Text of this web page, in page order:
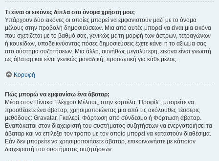
Τι είναι οι εικόνες δίπλα στο όνομα χρήστη μου;
Υπάρχουν δύο εικόνες οι οποίες μπορεί να εμφανιστούν μαζί με το όνομα
μέλους στην προβολή δημοσιεύσεων. Μια από αυτές μπορεί να είναι μια εικόνα
που σχετίζεται με το βαθμό σας, γενικώς με τη μορφή των άστρων, τετραγώνων
ή κουκίδων, υποδεικνύοντας πόσες δημοσιεύσεις έχετε κάνει ή το αξίωμα σας
στο σύστημα συζητήσεων. Μια άλλη, συνήθως μεγαλύτερη, εικόνα είναι γνωστή
ως άβαταρ και είναι γενικώς μοναδική, προσωπική για κάθε μέλος.
Κορυφή
Πώς μπορώ να εμφανίσω ένα άβαταρ;
Μέσα στον Πίνακα Ελέγχου Μέλους, στην καρτέλα “Προφίλ”, μπορείτε να
προσθέσετε ένα άβαταρ, χρησιμοποιώντας μια από τις ακόλουθες τέσσερις
μεθόδους: Gravatar, Γκαλερί, Φόρτωση από σύνδεσμο ή Φόρτωση άβαταρ.
Εναπόκειται στον διαχειριστή του συστήματος συζητήσεων να ενεργοποιήσει τα
άβαταρ και να επιλέξει τον τρόπο με τον οποίο μπορεί να καταστούν διαθέσιμα.
Εάν δεν μπορείτε να χρησιμοποιήσετε άβαταρ, επικοινωνήστε με κάποιον
διαχειριστή του συστήματος συζητήσεων.